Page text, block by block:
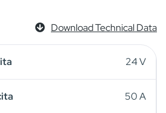
Download Technical Data
24 V
50 A